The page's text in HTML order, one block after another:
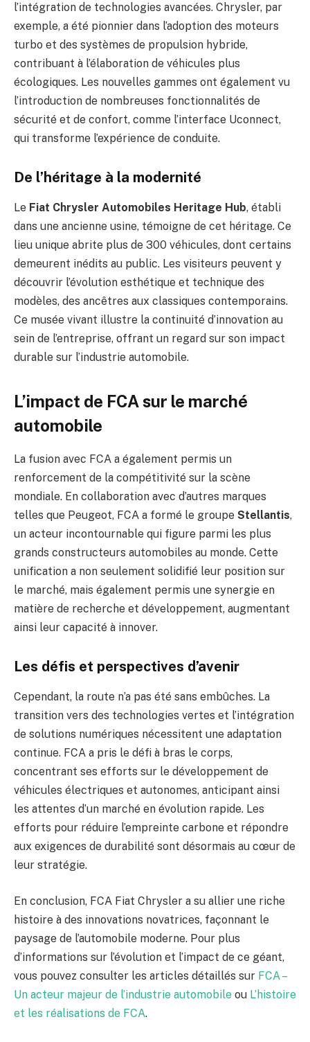
l’intégration de technologies avancées. Chrysler, par
exemple, a été pionnier dans l’adoption des moteurs
turbo et des systèmes de propulsion hybride,
contribuant à l’élaboration de véhicules plus
écologiques. Les nouvelles gammes ont également vu
l’introduction de nombreuses fonctionnalités de
sécurité et de confort, comme l’interface Uconnect,
qui transforme l’expérience de conduite.
De l’héritage à la modernité
Le Fiat Chrysler Automobiles Heritage Hub, établi
dans une ancienne usine, témoigne de cet héritage. Ce
lieu unique abrite plus de 300 véhicules, dont certains
demeurent inédits au public. Les visiteurs peuvent y
découvrir l’évolution esthétique et technique des
modèles, des ancêtres aux classiques contemporains.
Ce musée vivant illustre la continuité d’innovation au
sein de l’entreprise, offrant un regard sur son impact
durable sur l’industrie automobile.
L’impact de FCA sur le marché
automobile
La fusion avec FCA a également permis un
renforcement de la compétitivité sur la scène
mondiale. En collaboration avec d’autres marques
telles que Peugeot, FCA a formé le groupe Stellantis,
un acteur incontournable qui figure parmi les plus
grands constructeurs automobiles au monde. Cette
unification a non seulement solidifié leur position sur
le marché, mais également permis une synergie en
matière de recherche et développement, augmentant
ainsi leur capacité à innover.
Les défis et perspectives d’avenir
Cependant, la route n’a pas été sans embûches. La
transition vers des technologies vertes et l’intégration
de solutions numériques nécessitent une adaptation
continue. FCA a pris le défi à bras le corps,
concentrant ses efforts sur le développement de
véhicules électriques et autonomes, anticipant ainsi
les attentes d’un marché en évolution rapide. Les
efforts pour réduire l’empreinte carbone et répondre
aux exigences de durabilité sont désormais au cœur de
leur stratégie.
En conclusion, FCA Fiat Chrysler a su allier une riche
histoire à des innovations novatrices, façonnant le
paysage de l’automobile moderne. Pour plus
d’informations sur l’évolution et l’impact de ce géant,
vous pouvez consulter les articles détaillés sur FCA –
Un acteur majeur de l’industrie automobile ou L’histoire
et les réalisations de FCA.